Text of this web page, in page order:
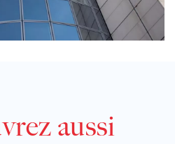
aussi